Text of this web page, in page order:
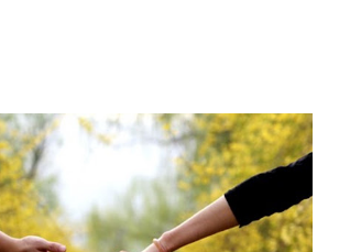
não de si mesmo, mas sobretudo
de sua verdadeira finalidade e